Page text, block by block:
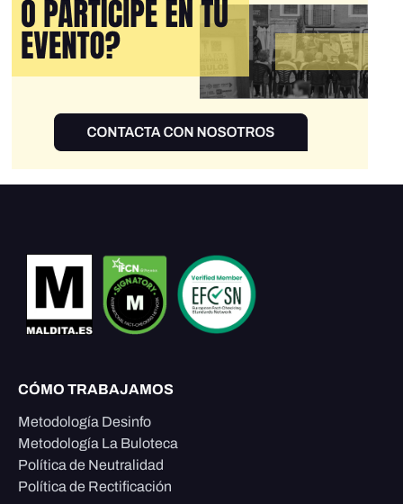
CÓMO TRABAJAMOS
Metodología Desinfo
Metodología La Buloteca
Política de Neutralidad
Política de Rectificación